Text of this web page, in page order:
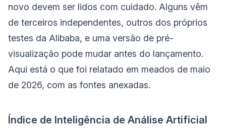
novo devem ser lidos com cuidado. Alguns vêm
de terceiros independentes, outros dos próprios
testes da Alibaba, e uma versão de pré-
visualização pode mudar antes do lançamento.
Aqui está o que foi relatado em meados de maio
de 2026, com as fontes anexadas.
Índice de Inteligência de Análise Artificial